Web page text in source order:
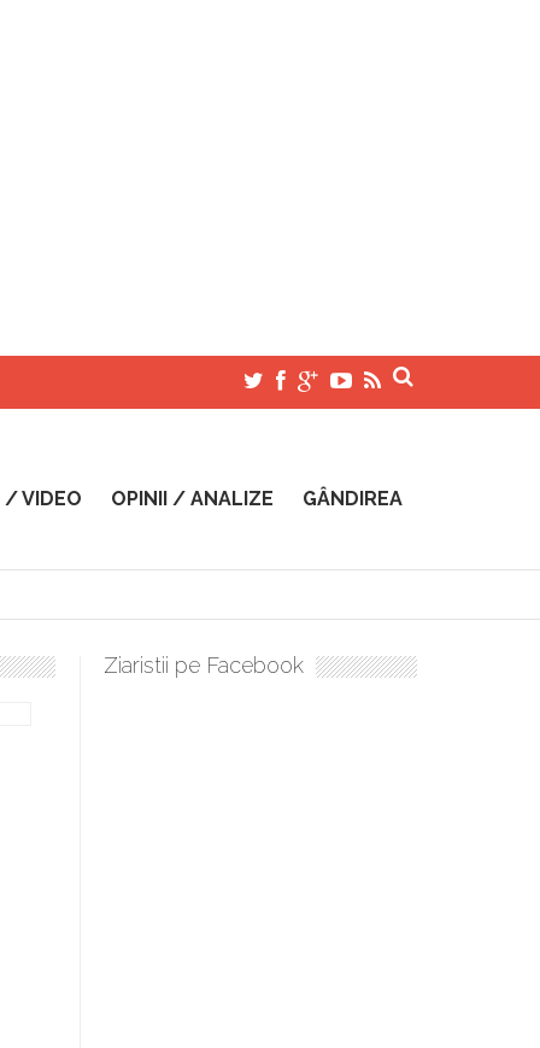
/ VIDEO OPINII / ANALIZE GÂNDIREA
sculați, boieri mari! Sara Nukina are nevoie de ajutorul nostru!
Ziaristii pe Facebook